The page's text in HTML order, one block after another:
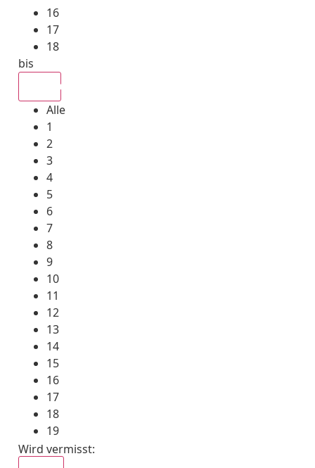
16
17
18
bis
Alle
1
2
3
4
5
6
7
8
9
10
11
12
13
14
15
16
17
18
19
Wird vermisst: